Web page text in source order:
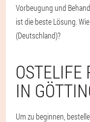
Vorbeugung und
ist die beste Lösung.
(Deutschland)?
OSTELIFE
IN
Um zu beginnen,